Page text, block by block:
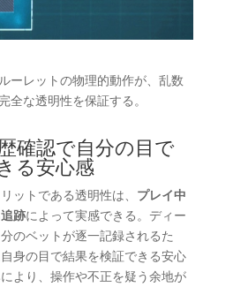
ーレットの物理的動作が、乱数
全な透明性を保証する。
確認で自分の目で
る安心感
ットである透明性は、 プレイ中
跡によって実感できる。ディー
のベットが逐一記録されるた
身の目で結果を検証できる安心
より、操作や不正を疑う余地が